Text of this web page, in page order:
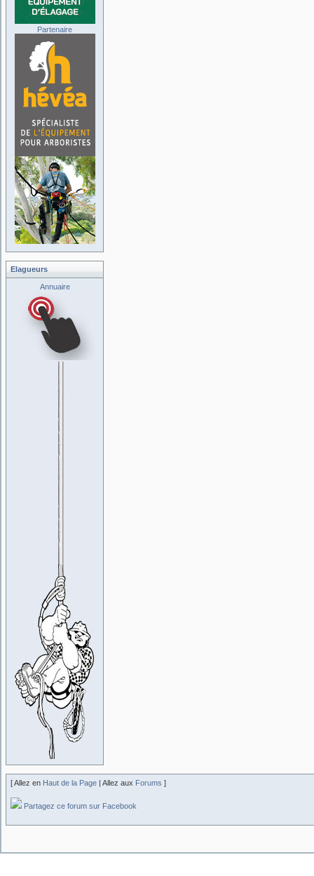
Partenaire
Elagueurs
Annuaire
[ Allez en Haut de la Page | Allez aux Forums ]
Partagez ce forum sur Facebook